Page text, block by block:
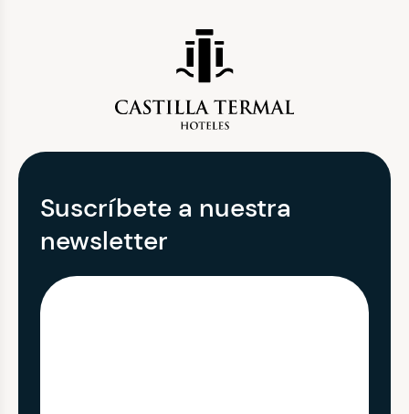
Suscríbete a nuestra
newsletter